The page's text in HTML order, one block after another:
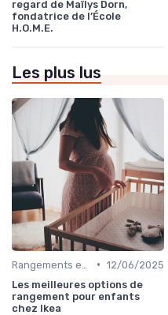
regard de Maïlys Dorn,
fondatrice de l’École
H.O.M.E.
Les plus lus
• 12/06/2025
Les meilleures options de
rangement pour enfants
chez Ikea